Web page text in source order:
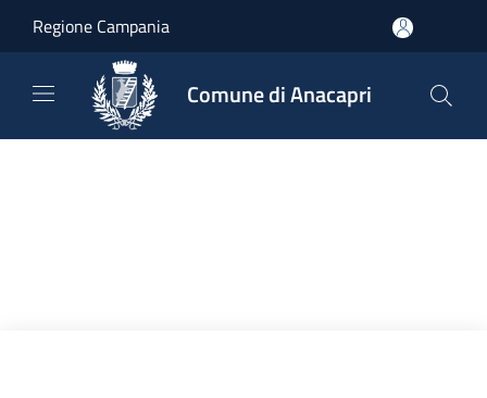
Regione Campania
Comune di Anacapri